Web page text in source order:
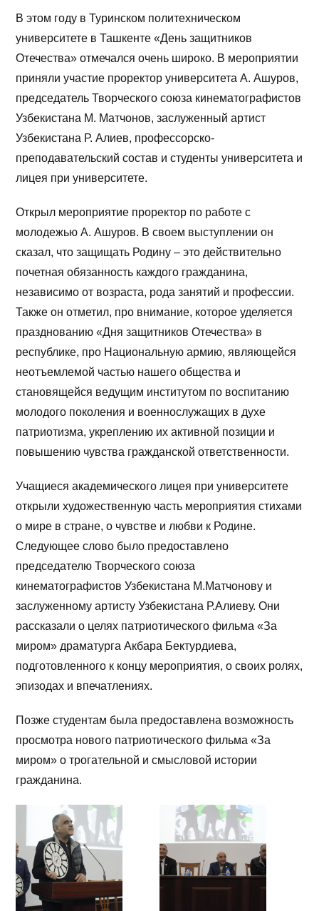
В этом году в Туринском политехническом
университете в Ташкенте «День защитников
Отечества» отмечался очень широко. В мероприятии
приняли участие проректор университета А. Ашуров,
председатель Творческого союза кинематографистов
Узбекистана М. Матчонов, заслуженный артист
Узбекистана Р. Алиев, профессорско-
преподавательский состав и студенты университета и
лицея при университете.
Открыл мероприятие проректор по работе с
молодежью А. Ашуров. В своем выступлении он
сказал, что защищать Родину – это действительно
почетная обязанность каждого гражданина,
независимо от возраста, рода занятий и профессии.
Также он отметил, про внимание, которое уделяется
празднованию «Дня защитников Отечества» в
республике, про Национальную армию, являющейся
неотъемлемой частью нашего общества и
становящейся ведущим институтом по воспитанию
молодого поколения и военнослужащих в духе
патриотизма, укреплению их активной позиции и
повышению чувства гражданской ответственности.
Учащиеся академического лицея при университете
открыли художественную часть мероприятия стихами
о мире в стране, о чувстве и любви к Родине.
Следующее слово было предоставлено
председателю Творческого союза
кинематографистов Узбекистана М.Матчонову и
заслуженному артисту Узбекистана Р.Алиеву. Они
рассказали о целях патриотического фильма «За
миром» драматурга Акбара Бектурдиева,
подготовленного к концу мероприятия, о своих ролях,
эпизодах и впечатлениях.
Позже студентам была предоставлена возможность
просмотра нового патриотического фильма «За
миром» о трогательной и смысловой истории
гражданина.